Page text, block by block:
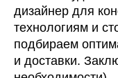
дизайнер для
технологиям и
подбираем
и доставки.